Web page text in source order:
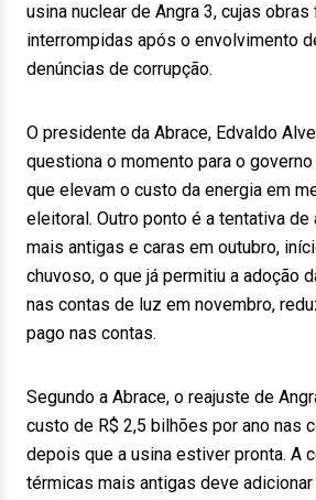
usina nuclear de Angra 3, cujas obras
interrompidas após o envolvimento
denúncias de corrupção.
O presidente da Abrace, Edvaldo
questiona o momento para o
que elevam o custo da energia em
eleitoral. Outro ponto é a tentativa de
mais antigas e caras em outubro,
chuvoso, o que já permitiu a adoção
nas contas de luz em novembro,
pago nas contas.
Segundo a Abrace, o reajuste de
custo de R$ 2,5 bilhões por ano nas
depois que a usina estiver pronta. A
térmicas mais antigas deve